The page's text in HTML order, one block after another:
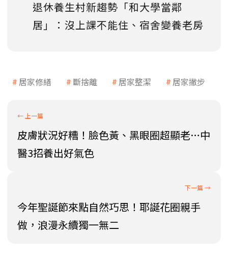
退休養生村新趨勢「和大學當鄰
居」：沒上課不能住、宿舍變養老房
居家修繕 斷捨離 居家整潔 居家撇步
皮膚狀況好糟！臉色黃、黑眼圈超顯老…中
醫3招養出好氣色
今年聖誕節來點自然巧思！耶誕花圈親手
做，浪漫永續獨一無二